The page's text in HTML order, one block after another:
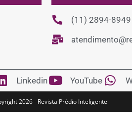
(11) 2894-8949
Linkedin YouTube
2026 - Revista Prédio Inteligente